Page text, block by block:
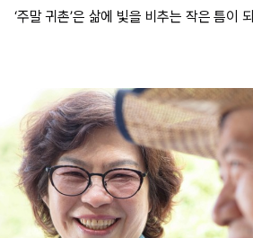
‘주말 귀촌’은 삶에 빛을 비추는 작은 틈이